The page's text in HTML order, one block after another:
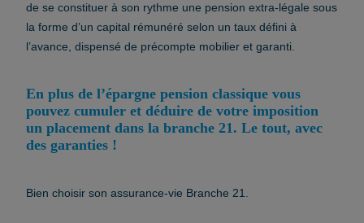
de se constituer à son rythme une pension extra-légale sous
la forme d’un capital rémunéré selon un taux défini à
l’avance, dispensé de précompte mobilier et garanti.
En plus de l’épargne pension classique vous
pouvez cumuler et déduire de votre imposition
un placement dans la branche 21. Le tout, avec
des garanties !
Bien choisir son assurance-vie Branche 21.